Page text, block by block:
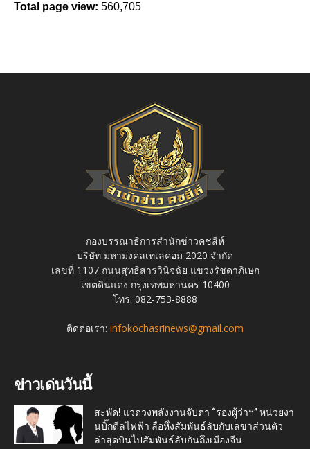
Total page view: 560,705
กองบรรณาธิการสำนักข่าวคชสีห์
บริษัท มหามงคลเทเลคอม 2020 จำกัด
เลขที่ 1107 ถนนสุทธิสารวินิจฉัย แขวงรัชดาภิเษก
เขตดินแดง กรุงเทพมหานคร 10400
โทร. 082-753-8888
ติดต่อเรา: infokochasrinews@gmail.com
ข่าวเด่นวันนี้
สะพัด! แวดวงพลังงานจับตา “รองผู้ว่าฯ” หน่วยงา
นบิ๊กดีลไฟฟ้า ลือหึ่งสัมพันธ์ลับกับเลขาส่วนตัว
ล่าสุดบินไปสัมพันธ์ลับกันถึงเมืองจีน